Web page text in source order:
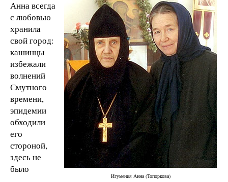
Игумения Анна (Топоркова)
Анна всегда
с любовью
хранила
свой город:
кашинцы
избежали
волнений
Смутного
времени,
эпидемии
обходили
его
стороной,
здесь не
было